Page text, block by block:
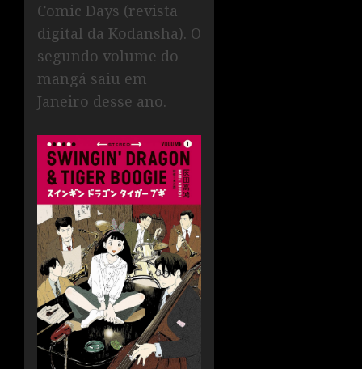
Comic Days (revista
digital da Kodansha). O
segundo volume do
mangá saiu em
Janeiro desse ano.